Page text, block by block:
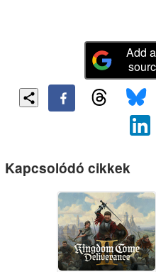
Add
Kapcsolódó cikkek